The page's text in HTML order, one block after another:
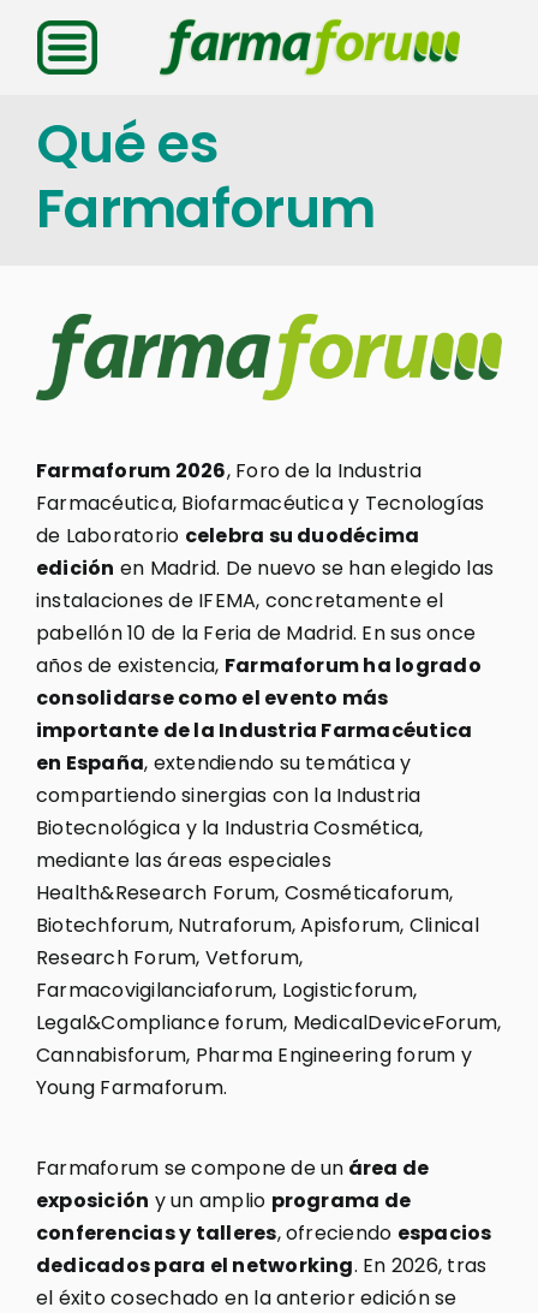
Saltar
contenido
Qué es
Farmaforum
Farmaforum 2026, Foro de la Industria
Farmacéutica, Biofarmacéutica y Tecnologías
de Laboratorio celebra su duodécima
edición en Madrid. De nuevo se han elegido las
instalaciones de IFEMA, concretamente el
pabellón 10 de la Feria de Madrid. En sus once
años de existencia, Farmaforum ha logrado
consolidarse como el evento más
importante de la Industria Farmacéutica
en España, extendiendo su temática y
compartiendo sinergias con la Industria
Biotecnológica y la Industria Cosmética,
mediante las áreas especiales
Health&Research Forum, Cosméticaforum,
Biotechforum, Nutraforum, Apisforum, Clinical
Research Forum, Vetforum,
Farmacovigilanciaforum, Logisticforum,
Legal&Compliance forum, MedicalDeviceForum,
Cannabisforum, Pharma Engineering forum y
Young Farmaforum.
Farmaforum se compone de un área de
exposición y un amplio programa de
conferencias y talleres, ofreciendo espacios
dedicados para el networking. En 2026, tras
el éxito cosechado en la anterior edición se